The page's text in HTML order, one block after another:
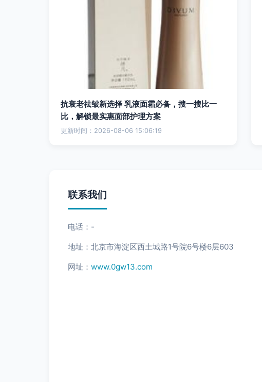
抗衰老祛皱新选择 乳液面霜必备，搜一搜比一
比，解锁最实惠面部护理方案
更新时间：2026-08-06 15:06:19
联系我们
电话：-
地址：北京市海淀区西土城路1号院6号楼6层603
网址： www.0gw13.com